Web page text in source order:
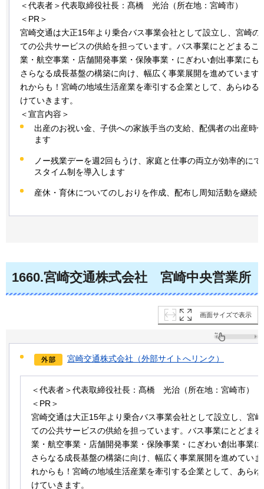
＜代表者＞代表取締役社長：髙橋 光治 （所在地：宮崎市）
＜PR＞
宮崎交通は大正15年より乗合バス事業会社として設立し、宮崎の
ての公共サービスの供給を担っています。バス事業にとどまるこ
業・航空事業・店舗開発事業・保険事業・にぎわい創出事業にも
さらなる成長基盤の構築に向け、幅広く事業展開を進めています
れからも！宮崎の地域生活産業を牽引する企業として、あらゆる
けていきます。
＜宣言内容＞
出産のお祝い金、子供への家族手当の支給、配偶者の出産時
ます
ノー残業デーを週2回もうけ、家庭と仕事の両立が効率的に
スタイム制を導入します
産休・育休についてのしおりを作成、配布し周知活動を継続
1660.宮崎交通株式会社 宮崎中央営業所
画面サイズで表示
宮崎交通株式会社（外部サイトへリンク）
＜代表者＞代表取締役社長：髙橋 光治 （所在地：宮崎市）
＜PR＞
宮崎交通は大正15年より乗合バス事業会社として設立し、宮
ての公共サービスの供給を担っています。バス事業にとどま
業・航空事業・店舗開発事業・保険事業・にぎわい創出事業
さらなる成長基盤の構築に向け、幅広く事業展開を進めてい
れからも！宮崎の地域生活産業を牽引する企業として、あら
けていきます。